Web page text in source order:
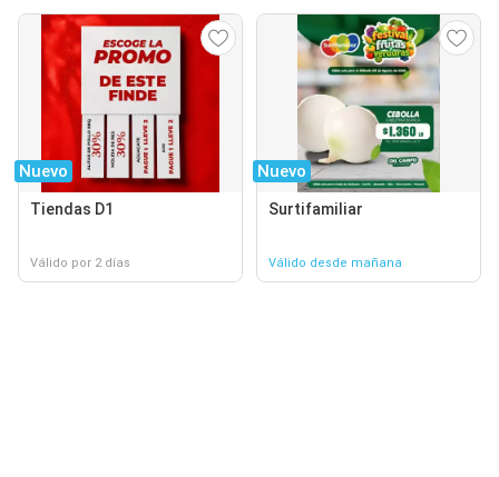
Nuevo
Tiendas D1
Válido por 2 días
Nuevo
Surtifamiliar
Válido desde mañana